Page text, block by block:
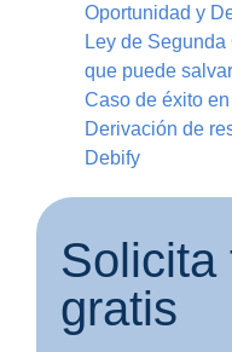
Oportunidad y
Ley de
que puede
Caso de éxito
Derivación de
Debify
Solicita
gratis